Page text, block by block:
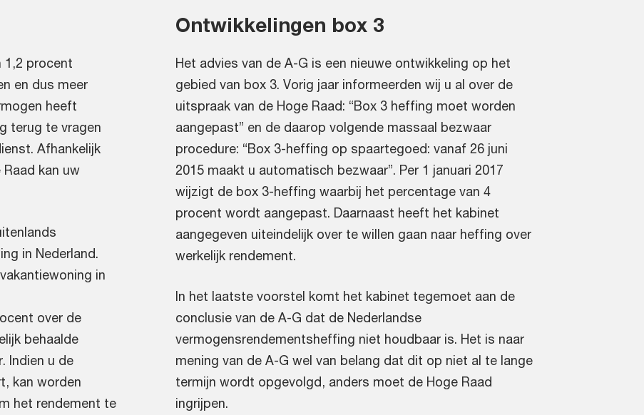
1,2 procent
en dus meer
heeft
terug te vragen
Afhankelijk
kan uw
in Nederland.
in
over de
behaalde
Indien u de
kan worden
het rendement te
Ontwikkelingen box 3
Het advies van de A-G is een nieuwe ontwikkeling op het
gebied van box 3. Vorig jaar informeerden wij u al over de
uitspraak van de Hoge Raad: “Box 3 heffing moet worden
aangepast” en de daarop volgende massaal bezwaar
procedure: “Box 3-heffing op spaartegoed: vanaf 26 juni
2015 maakt u automatisch bezwaar”. Per 1 januari 2017
wijzigt de box 3-heffing waarbij het percentage van 4
procent wordt aangepast. Daarnaast heeft het kabinet
aangegeven uiteindelijk over te willen gaan naar heffing over
werkelijk rendement.
In het laatste voorstel komt het kabinet tegemoet aan de
conclusie van de A-G dat de Nederlandse
vermogensrendementsheffing niet houdbaar is. Het is naar
mening van de A-G wel van belang dat dit op niet al te lange
termijn wordt opgevolgd, anders moet de Hoge Raad
ingrijpen.